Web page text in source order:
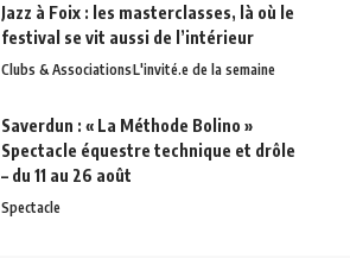
Jazz à Foix : les masterclasses, là où le
festival se vit aussi de l’intérieur
Clubs & AssociationsL'invité.e de la semaine
Saverdun : « La Méthode Bolino »
Spectacle équestre technique et drôle
– du 11 au 26 août
Spectacle